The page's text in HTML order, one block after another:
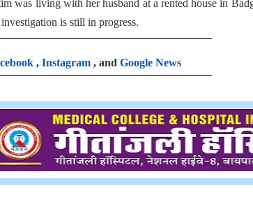
was living with her husband at a rented house in
is still in progress.
, Instagram , and Google News